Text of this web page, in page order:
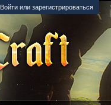
Войти или зарегистрироваться